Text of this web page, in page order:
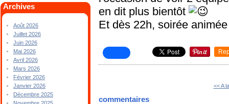
Archives
Août 2026
Juillet 2026
Juin 2026
Mai 2026
Avril 2026
Mars 2026
Février 2026
Janvier 2026
Décembre 2025
en dit plus bientôt
Et dès 22h, soirée
<< A
commentaires